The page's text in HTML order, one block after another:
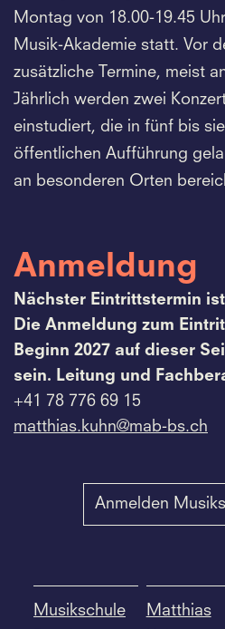
Montag von 18.00-19.45
Musik-Akademie statt. Vor
zusätzliche Termine, meist
Jährlich werden zwei
einstudiert, die in fünf bis
öffentlichen Aufführung
an besonderen Orten
Anmeldung
Nächster Eintrittstermin
Die Anmeldung zum
Beginn 2027 auf dieser
sein. Leitung und
+41 78 776 69 15
matthias. kuhn@mab-bs.ch
Anmelden
Musikschule
Matthias